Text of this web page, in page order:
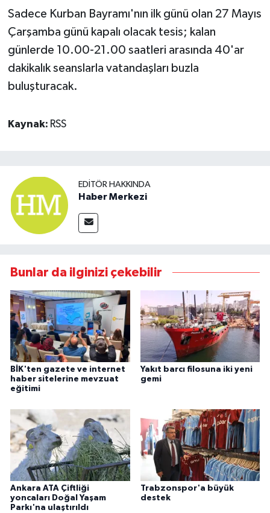
Sadece Kurban Bayramı'nın ilk günü olan 27 Mayıs
Çarşamba günü kapalı olacak tesis; kalan
günlerde 10.00-21.00 saatleri arasında 40'ar
dakikalık seanslarla vatandaşları buzla
buluşturacak.
Kaynak: RSS
EDITÖR HAKKINDA
Haber Merkezi
Bunlar da ilginizi çekebilir
BİK'ten gazete ve internet
haber sitelerine mevzuat
eğitimi
Yakıt barcı filosuna iki yeni
gemi
Ankara ATA Çiftliği
yoncaları Doğal Yaşam
Parkı'na ulaştırıldı
Trabzonspor'a büyük
destek